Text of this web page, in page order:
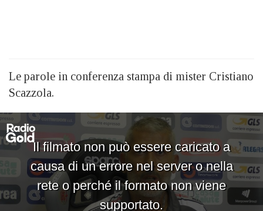
Le parole in conferenza stampa di mister Cristiano
Scazzola.